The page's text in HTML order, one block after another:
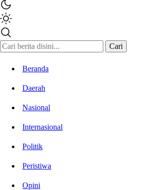
Cari
Beranda
Daerah
Nasional
Internasional
Politik
Peristiwa
Opini